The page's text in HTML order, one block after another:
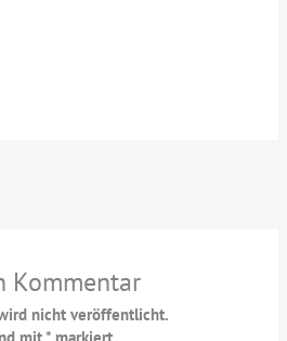
Kommentar
nicht veröffentlicht.